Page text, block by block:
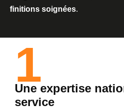
finitions soignées.
1
Une expertise
service